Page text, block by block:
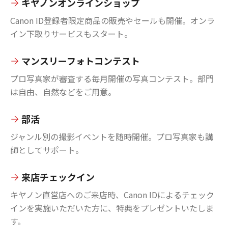
Canon ID登録者限定商品の販売やセールも開催。オンラ
イン下取りサービスもスタート。
マンスリーフォトコンテスト
プロ写真家が審査する毎月開催の写真コンテスト。部門
は自由、自然などをご用意。
部活
ジャンル別の撮影イベントを随時開催。プロ写真家も講
師としてサポート。
来店チェックイン
キヤノン直営店へのご来店時、Canon IDによるチェック
インを実施いただいた方に、特典をプレゼントいたしま
す。